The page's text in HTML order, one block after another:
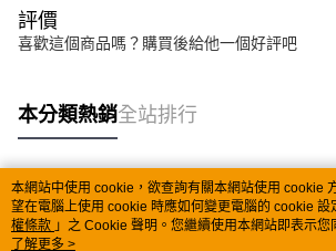
評價
喜歡這個商品嗎？購買後給他一個好評吧
本分類熱銷全站排行
熱門標籤
本網站中使用 cookie，欲查詢有關本網站使用 cookie
望在電腦上使用 cookie 時應如何變更電腦的 cookie 設
權條款 」之 Cookie 聲明。您繼續使用本網站即表示
用條款之 Cookie 聲明使用 cookie。
了解更多 >